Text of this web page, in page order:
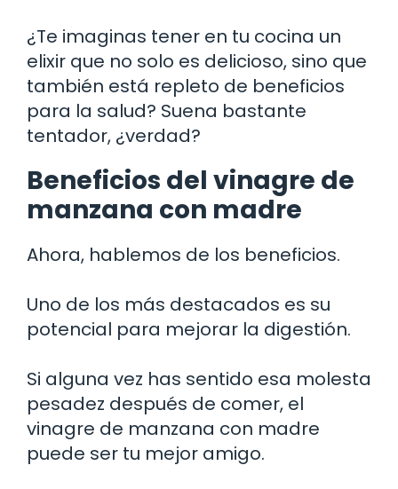
¿Te imaginas tener en tu cocina un
elixir que no solo es delicioso, sino que
también está repleto de beneficios
para la salud? Suena bastante
tentador, ¿verdad?
Beneficios del vinagre de
manzana con madre
Ahora, hablemos de los beneficios.
Uno de los más destacados es su
potencial para mejorar la digestión.
Si alguna vez has sentido esa molesta
pesadez después de comer, el
vinagre de manzana con madre
puede ser tu mejor amigo.